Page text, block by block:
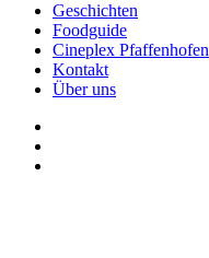
Geschichten
Foodguide
Cineplex Pfaffenhofen
Kontakt
Über uns